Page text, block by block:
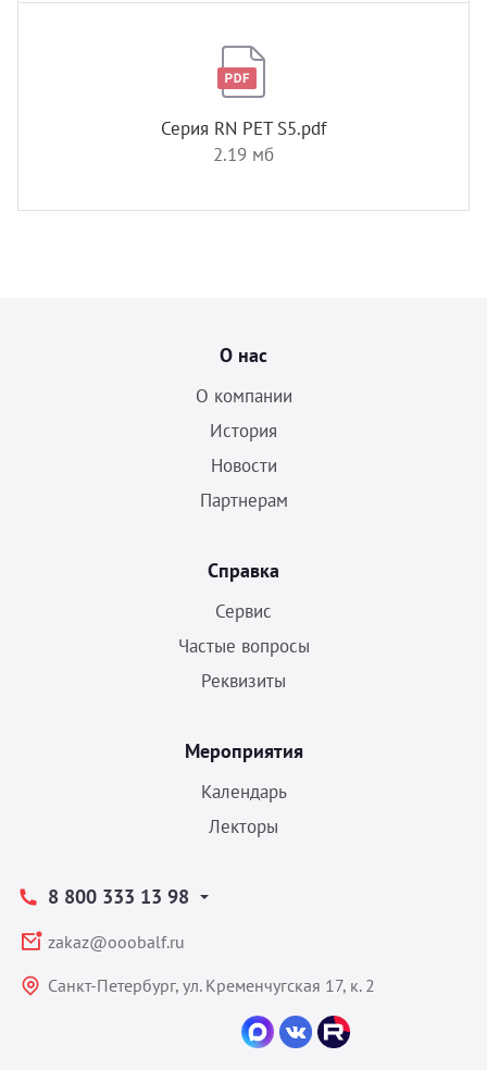
Серия RN PET S5.pdf
2.19 мб
О нас
О компании
История
Новости
Партнерам
Справка
Сервис
Частые вопросы
Реквизиты
Мероприятия
Календарь
Лекторы
8 800 333 13 98
zakaz@ooobalf.ru
Санкт-Петербург, ул. Кременчугская 17, к. 2